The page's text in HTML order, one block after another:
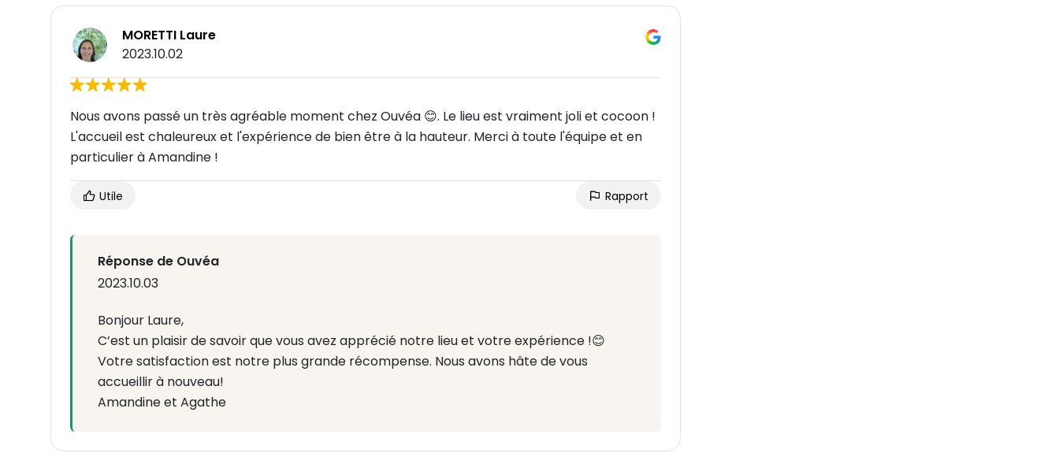
MORETTI Laure
2023.10.02
Nous avons passé un très agréable moment chez Ouvéa 😊. Le lieu est vraiment joli et cocoon !
L'accueil est chaleureux et l'expérience de bien être à la hauteur. Merci à toute l'équipe et en
particulier à Amandine !
Utile Rapport
Réponse de Ouvéa
2023.10.03
Bonjour Laure,
C’est un plaisir de savoir que vous avez apprécié notre lieu et votre expérience !😊
Votre satisfaction est notre plus grande récompense. Nous avons hâte de vous
accueillir à nouveau!
Amandine et Agathe